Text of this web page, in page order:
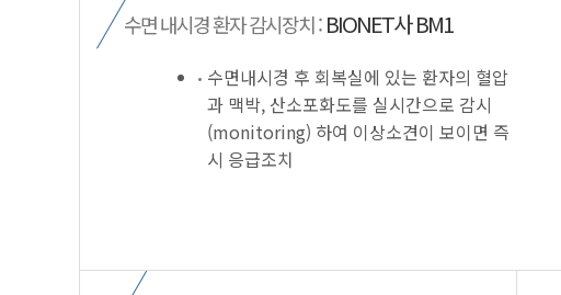
수면 내시경 환자 감시장치 :BIONET사 BM1
수면내시경 후 회복실에 있는 환자의 혈압
과 맥박, 산소포화도를 실시간으로 감시
(monitoring) 하여 이상소견이 보이면 즉
시 응급조치